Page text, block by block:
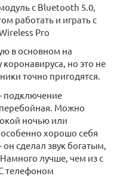
с Bluetooth 5.0,
работать и играть с
Pro
в основном на
но это не
точно пригодятся.
подключение
Можно
ночью или
хорошо себя
сделал звук богатым,
лучше, чем из с
телефоном